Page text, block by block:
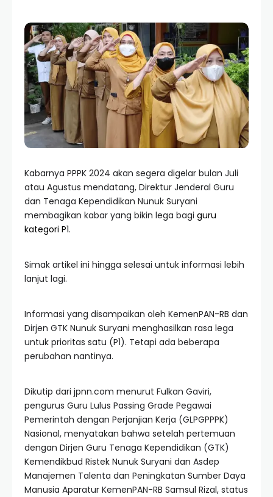
Kabarnya PPPK 2024 akan segera digelar bulan Juli
atau Agustus mendatang, Direktur Jenderal Guru
dan Tenaga Kependidikan Nunuk Suryani
membagikan kabar yang bikin lega bagi guru
kategori P1.
Simak artikel ini hingga selesai untuk informasi lebih
lanjut lagi.
Informasi yang disampaikan oleh KemenPAN-RB dan
Dirjen GTK Nunuk Suryani menghasilkan rasa lega
untuk prioritas satu (P1). Tetapi ada beberapa
perubahan nantinya.
Dikutip dari jpnn.com menurut Fulkan Gaviri,
pengurus Guru Lulus Passing Grade Pegawai
Pemerintah dengan Perjanjian Kerja (GLPGPPPK)
Nasional, menyatakan bahwa setelah pertemuan
dengan Dirjen Guru Tenaga Kependidikan (GTK)
Kemendikbud Ristek Nunuk Suryani dan Asdep
Manajemen Talenta dan Peningkatan Sumber Daya
Manusia Aparatur KemenPAN-RB Samsul Rizal, status